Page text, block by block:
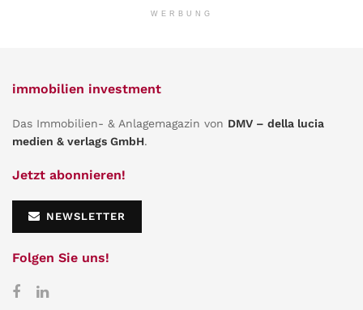
WERBUNG
immobilien investment
Das Immobilien- & Anlagemagazin von DMV – della lucia
medien & verlags GmbH.
Jetzt abonnieren!
NEWSLETTER
Folgen Sie uns!